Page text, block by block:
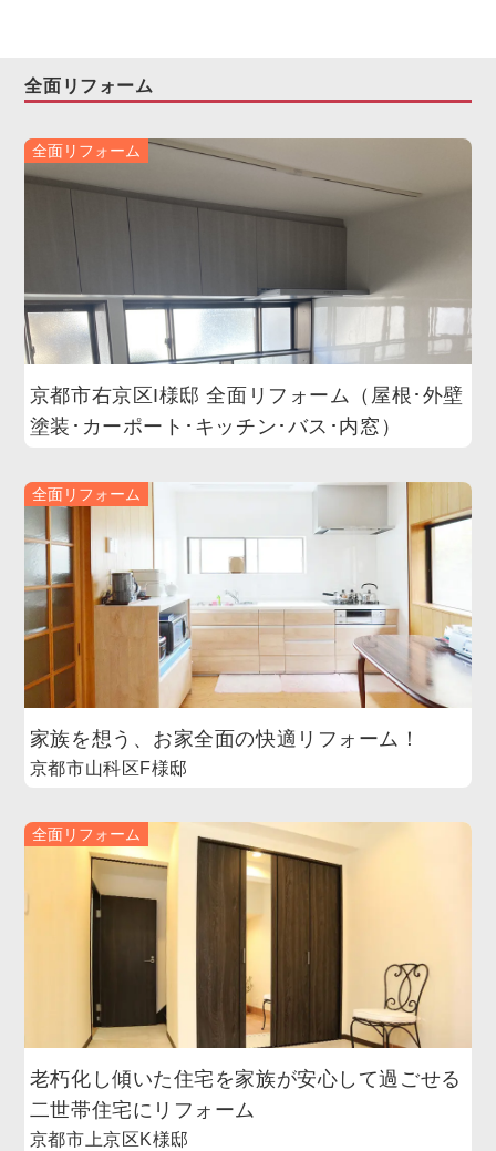
全面リフォーム
全面リフォーム
京都市右京区I様邸 全面リフォーム（屋根･外壁
塗装･カーポート･キッチン･バス･内窓）
全面リフォーム
家族を想う、お家全面の快適リフォーム！
京都市山科区F様邸
全面リフォーム
老朽化し傾いた住宅を家族が安心して過ごせる
二世帯住宅にリフォーム
京都市上京区K様邸